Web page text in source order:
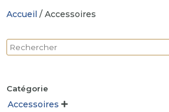
Accueil / Accessoires
Rechercher
Catégorie
Accessoires 